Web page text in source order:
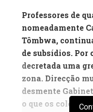
Professores de
nomeadamente
Tômbwa,
de subsídios.
decretada uma
zona. Direcção
desmente
o que os coloca